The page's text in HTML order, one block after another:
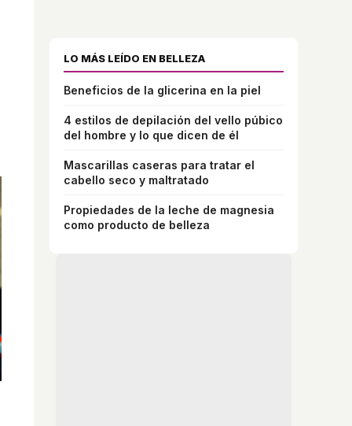
LO MÁS LEÍDO EN BELLEZA
Beneficios de la glicerina en la piel
4 estilos de depilación del vello púbico
del hombre y lo que dicen de él
Mascarillas caseras para tratar el
cabello seco y maltratado
Propiedades de la leche de magnesia
como producto de belleza